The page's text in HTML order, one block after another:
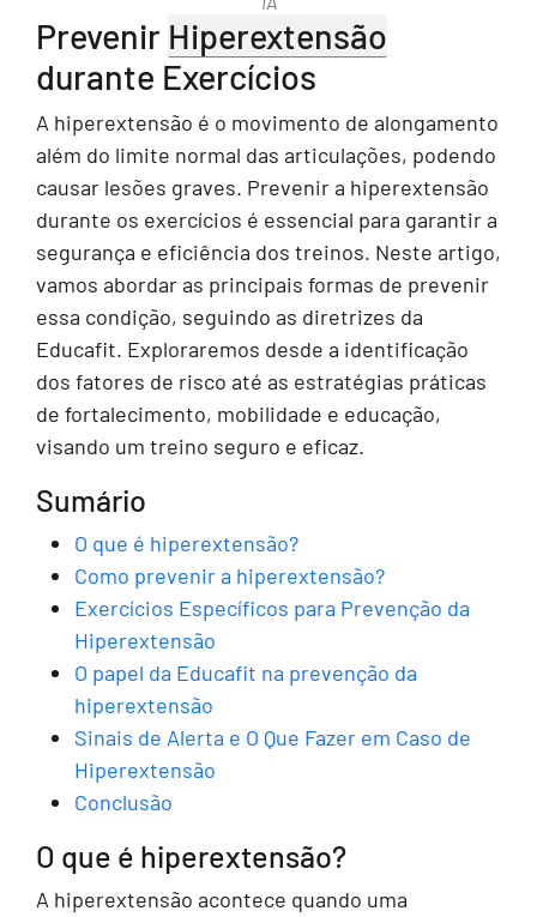
Prevenir Hiperextensão
durante Exercícios
A hiperextensão é o movimento de alongamento
além do limite normal das articulações, podendo
causar lesões graves. Prevenir a hiperextensão
durante os exercícios é essencial para garantir a
segurança e eficiência dos treinos. Neste artigo,
vamos abordar as principais formas de prevenir
essa condição, seguindo as diretrizes da
Educafit. Exploraremos desde a identificação
dos fatores de risco até as estratégias práticas
de fortalecimento, mobilidade e educação,
visando um treino seguro e eficaz.
Sumário
O que é hiperextensão?
Como prevenir a hiperextensão?
Exercícios Específicos para Prevenção da
Hiperextensão
O papel da Educafit na prevenção da
hiperextensão
Sinais de Alerta e O Que Fazer em Caso de
Hiperextensão
Conclusão
O que é hiperextensão?
A hiperextensão acontece quando uma